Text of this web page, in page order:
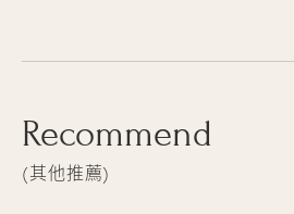
Recommend
其他推薦